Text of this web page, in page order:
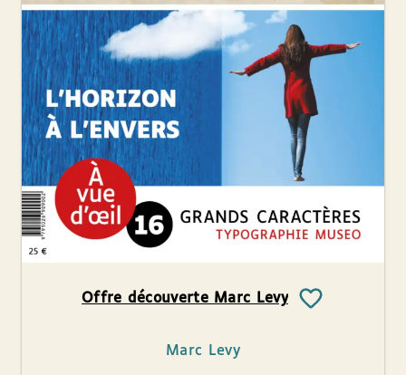
Offre découverte Marc Levy
Marc Levy